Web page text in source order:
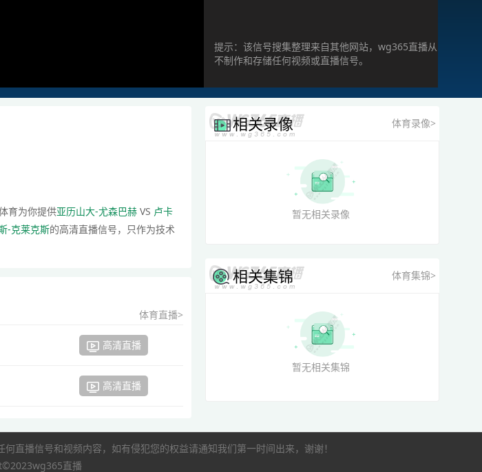
提示：该信号搜集整理来自其他网站，wg365直播从
不制作和存储任何视频或直播信号。
育为你提供亚历山大-尤森巴赫 VS 卢卡
-克莱克斯的高清直播信号，只作为技术
体育直播>
高清直播
高清直播
相关录像 体育录像>
暂无相关录像
相关集锦 体育集锦>
暂无相关集锦
直播信号和视频内容，如有侵犯您的权益请通知我们第一时间出来，谢谢！
直播